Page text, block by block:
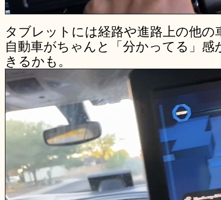
タブレットには経路や進路上の他
自動車がちゃんと「分かってる」
きるかも。